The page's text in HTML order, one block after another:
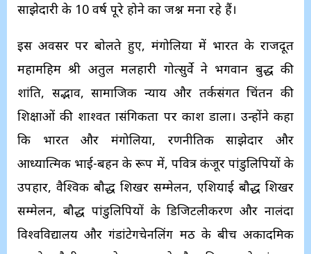
साझेदारी के 10 वर्ष पूरे होने का जश्न मना रहे हैं।
इस अवसर पर बोलते हुए, मंगोलिया में भारत के राजदूत
महामहिम श्री अतुल मलहारी गोत्सुर्वे ने भगवान बुद्ध की
शांति, सद्भाव, सामाजिक न्याय और तर्कसंगत चिंतन की
शिक्षाओं की शाश्वत प्रासंगिकता पर प्रकाश डाला। उन्होंने कहा
कि भारत और मंगोलिया, रणनीतिक साझेदार और
आध्यात्मिक भाई-बहन के रूप में, पवित्र कंजूर पांडुलिपियों के
उपहार, वैश्विक बौद्ध शिखर सम्मेलन, एशियाई बौद्ध शिखर
सम्मेलन, बौद्ध पांडुलिपियों के डिजिटलीकरण और नालंदा
विश्वविद्यालय और गंडांटेगचेनलिंग मठ के बीच अकादमिक